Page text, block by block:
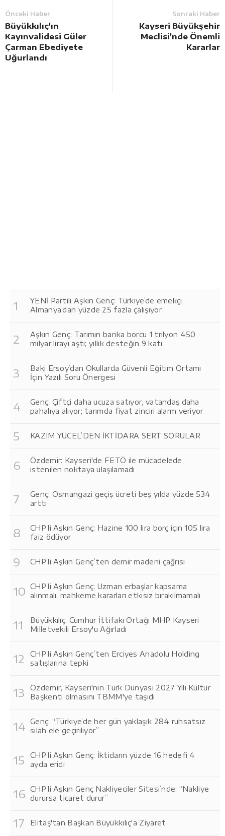
Önceki Haber
Büyükkılıç'ın
Kayınvalidesi Güler
Çarman Ebediyete
Uğurlandı
Sonraki Haber
Kayseri Büyükşehir
Meclisi'nde Önemli
Kararlar
YENİ Partili Aşkın Genç: Türkiye’de emekçi
Almanya’dan yüzde 25 fazla çalışıyor
Aşkın Genç: Tarımın banka borcu 1 trilyon 450
milyar lirayı aştı; yıllık desteğin 9 katı
Baki Ersoy’dan Okullarda Güvenli Eğitim Ortamı
İçin Yazılı Soru Önergesi
Genç: Çiftçi daha ucuza satıyor, vatandaş daha
pahalıya alıyor; tarımda fiyat zinciri alarm veriyor
KAZIM YÜCEL’DEN İKTİDARA SERT SORULAR
Özdemir: Kayseri'de FETÖ ile mücadelede
istenilen noktaya ulaşılamadı
Genç: Osmangazi geçiş ücreti beş yılda yüzde 534
arttı
CHP’li Aşkın Genç: Hazine 100 lira borç için 105 lira
faiz ödüyor
CHP’li Aşkın Genç’ten demir madeni çağrısı
CHP’li Aşkın Genç: Uzman erbaşlar kapsama
alınmalı, mahkeme kararları etkisiz bırakılmamalı
Büyükkılıç, Cumhur İttifakı Ortağı MHP Kayseri
Milletvekili Ersoy'u Ağırladı
CHP’li Aşkın Genç’ten Erciyes Anadolu Holding
satışlarına tepki
Özdemir, Kayseri'nin Türk Dünyası 2027 Yılı Kültür
Başkenti olmasını TBMM'ye taşıdı
Genç: “Türkiye’de her gün yaklaşık 284 ruhsatsız
silah ele geçiriliyor”
CHP’li Aşkın Genç: İktidarın yüzde 16 hedefi 4
ayda eridi
CHP’li Aşkın Genç Nakliyeciler Sitesi’nde: “Nakliye
durursa ticaret durur”
Elitaş'tan Başkan Büyükkılıç'a Ziyaret